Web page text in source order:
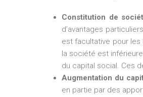
Constitution de
d’avantages
est facultative pour les
la société est
du capital social. Ces
Augmentation du
en partie par des